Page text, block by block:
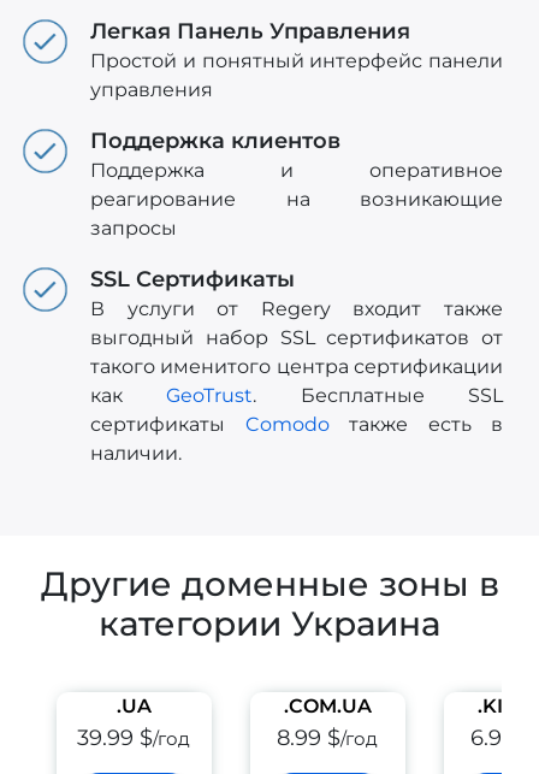
Легкая Панель Управления
Простой и понятный интерфейс панели
управления
Поддержка клиентов
Поддержка и оперативное
реагирование на возникающие
запросы
SSL Сертификаты
В услуги от Regery входит также
выгодный набор SSL сертификатов от
такого именитого центра сертификации
какGeoTrust. Бесплатные SSL
сертификаты Comodoтакже есть в
наличии.
Другие доменные зоны в
категории Украина
.UA
39.99 $/год
.COM.UA
8.99 $/год 6.99 $